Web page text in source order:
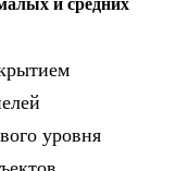
и средних
уровня